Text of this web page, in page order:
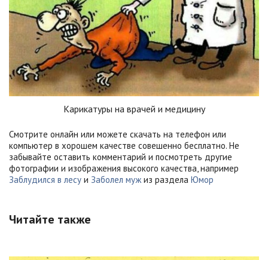
Карикатуры на врачей и медицину
Смотрите онлайн или можете скачать на телефон или
компьютер в хорошем качестве совешенно бесплатно. Не
забывайте оставить комментарий и посмотреть другие
фотографии и изображения высокого качества, например
Заблудился в лесу и Заболел мужиз раздела Юмор
Читайте также